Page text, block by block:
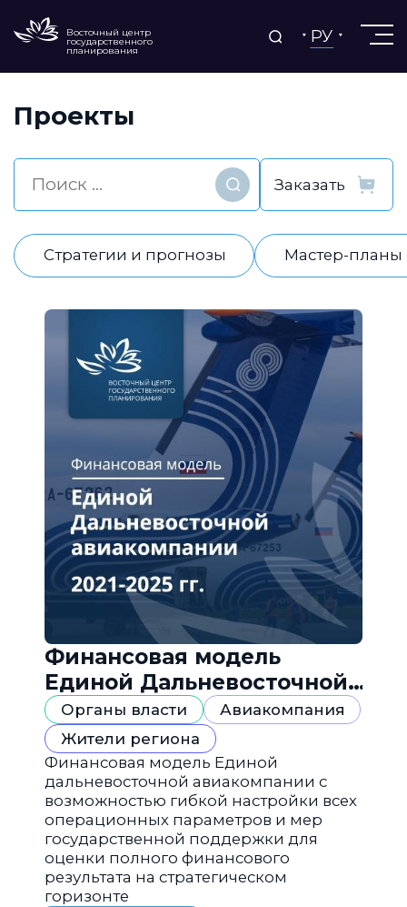
Восточный центр
государственного
планирования
РУ
Проекты
Найти
Стратегии и прогнозы Мастер-планы
Финансовая модель
Единой Дальневосточной
авиакомпании
Органы власти
Авиакомпания
Жители региона
Финансовая модель Единой
дальневосточной авиакомпании с
возможностью гибкой настройки всех
операционных параметров и мер
государственной поддержки для
оценки полного финансового
результата на стратегическом
горизонте